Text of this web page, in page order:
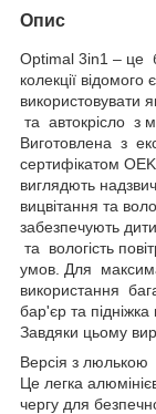
Опис
Optimal 3in1 – це
колекції
використовувати
та автокрісло з
Виготовлена ​​з
сертифікатом
виглядють
вицвітання та
забезпечують
та вологість
умов. Для
використання
бар'єр та підніжка
Завдяки цьому
Версія з люлькою
Це легка
чергу для